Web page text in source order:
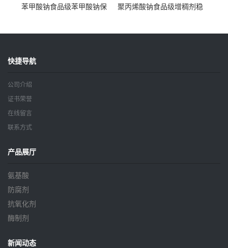
苯甲酸钠食品级苯甲酸钠保
聚丙烯酸钠食品级增稠剂稳
快捷导航
公司介绍
证书荣誉
在线留言
联系方式
产品展厅
氨基酸
防腐剂
抗氧化剂
酶制剂
新闻动态